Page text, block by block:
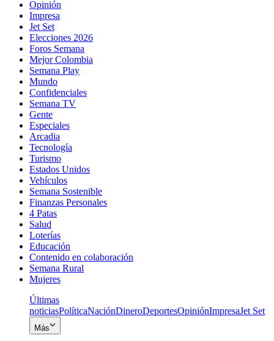
Opinión
Impresa
Jet Set
Elecciones 2026
Foros Semana
Mejor Colombia
Semana Play
Mundo
Confidenciales
Semana TV
Gente
Especiales
Arcadia
Tecnología
Turismo
Estados Unidos
Vehículos
Semana Sostenible
Finanzas Personales
4 Patas
Salud
Loterías
Educación
Contenido en colaboración
Semana Rural
Mujeres
Últimas
noticiasPolíticaNaciónDineroDeportesOpiniónImpresaJet Set
Más